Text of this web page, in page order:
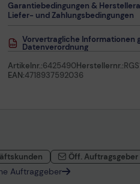
Garantiebedingungen &
Liefer- und Zahlungsbedingungen
Vorvertragliche Informationen
Datenverordnung
Artikelnr.:6425490Herstellernr.:
EAN:4718937592036
Öff. Auftragsgeber
Auftraggeber